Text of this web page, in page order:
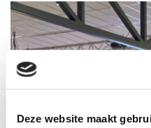
Deze website maakt